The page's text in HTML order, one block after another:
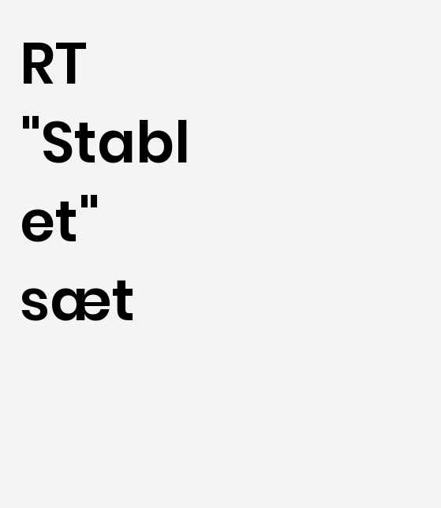
RT
"Stabl
et"
sæt